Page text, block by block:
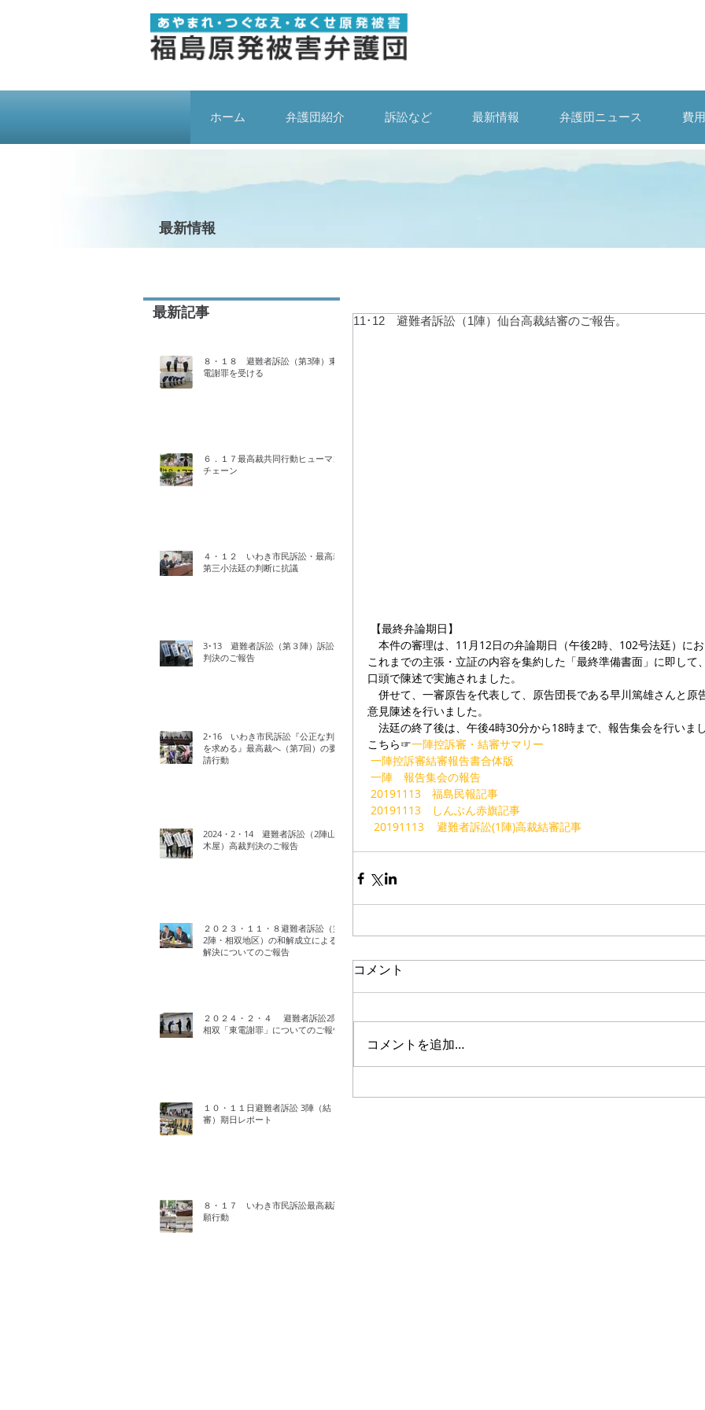
ホーム 弁護団紹介 訴訟など 最新情報 弁護団ニュース 費
最新情報
11･12 避難者訴訟（1陣）仙台高裁結審のご報告。
【最終弁論期日】
本件の審理は、11月12日の弁論期日（午後2時、102号法廷）に
これまでの主張・立証の内容を集約した「最終準備書面」に即して
口頭で陳述で実施されました。
併せて、一審原告を代表して、原告団長である早川篤雄さんと原
意見陳述を行いました。
法廷の終了後は、午後4時30分から18時まで、報告集会を行いま
こちら☞一陣控訴審・結審サマリー
一陣控訴審結審報告書合体版
一陣　報告集会の報告
20191113　福島民報記事
20191113　しんぶん赤旗記事
20191113    避難者訴訟(1陣)高裁結審記事
コメント
コメントを追加…
最新記事
８・１８ 避難者訴訟（第3陣）東
電謝罪を受ける
６．１７最高裁共同行動ヒューマン
チェーン
４・１２ いわき市民訴訟・最高裁
第三小法廷の判断に抗議
3･13 避難者訴訟（第３陣）訴訟
判決のご報告
2･16 いわき市民訴訟『公正な判決
を求める』最高裁へ（第7回）の要
請行動
2024・2・14 避難者訴訟（2陣山
木屋）高裁判決のご報告
２０２３・１１・８避難者訴訟（第
2陣・相双地区）の和解成立による
解決についてのご報告
２０２４・２・４ 避難者訴訟2陣
相双「東電謝罪」についてのご報告
１０・１１日避難者訴訟 3陣（結
審）期日レポート
８・１７ いわき市民訴訟最高裁請
願行動